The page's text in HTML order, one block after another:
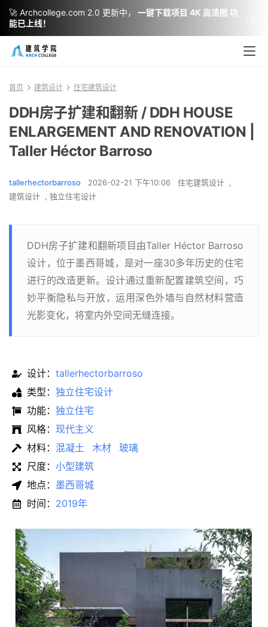
首页 建筑设计 住宅建筑设计
DDH房子扩建和翻新 / DDH HOUSE
ENLARGEMENT AND RENOVATION |
Taller Héctor Barroso
tallerhectorbarroso 2026-02-21 下午10:06 住宅建筑设计 ,
建筑设计 , 独立住宅设计
DDH房子扩建和翻新项目由Taller Héctor Barroso
设计，位于墨西哥城，是对一座30多年历史的住宅
进行的改造更新。设计通过重新配置建筑空间，巧
妙平衡隐私与开放，运用深色外墙与自然材料营造
光影变化，将室内外空间无缝连接。
设计： tallerhectorbarroso
类型： 独立住宅设计
功能： 独立住宅
风格： 现代主义
材料： 混凝土 木材
玻璃
尺度： 小型建筑
地点： 墨西哥城
时间： 2019年
🚀 Archcollege.com 2.0 更新中，
一键下载项目 4K 高清图 功
能已上线！